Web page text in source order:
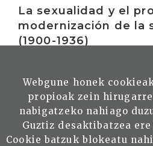
La sexualidad y el
modernización de la
(1900-1936)
Zuberoaren
etorkizunerako
egoera
Irakurri
Webgune honek
propioak zein
nabigatzeko nahiago
Guztiz desaktibatzea
Cookie batzuk blokeatu